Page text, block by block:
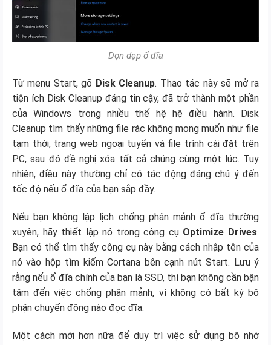
Dọn dẹp ổ đĩa
Từ menu Start, gõ Disk Cleanup. Thao tác này sẽ mở ra
tiện ích Disk Cleanup đáng tin cậy, đã trở thành một phần
của Windows trong nhiều thế hệ hệ điều hành. Disk
Cleanup tìm thấy những file rác không mong muốn như file
tạm thời, trang web ngoại tuyến và file trình cài đặt trên
PC, sau đó đề nghị xóa tất cả chúng cùng một lúc. Tuy
nhiên, điều này thường chỉ có tác động đáng chú ý đến
tốc độ nếu ổ đĩa của bạn sắp đầy.
Nếu bạn không lập lịch chống phân mảnh ổ đĩa thường
xuyên, hãy thiết lập nó trong công cụ Optimize Drives.
Bạn có thể tìm thấy công cụ này bằng cách nhập tên của
nó vào hộp tìm kiếm Cortana bên cạnh nút Start. Lưu ý
rằng nếu ổ đĩa chính của bạn là SSD, thì bạn không cần bận
tâm đến việc chống phân mảnh, vì không có bất kỳ bộ
phận chuyển động nào đọc đĩa.
Một cách mới hơn nữa để duy trì việc sử dụng bộ nhớ